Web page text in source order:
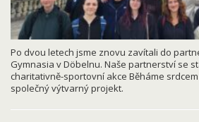
Po dvou letech jsme znovu zavítali do
Gymnasia v Döbelnu. Naše partnerství se
charitativně-sportovní akce Běháme
společný výtvarný projekt.